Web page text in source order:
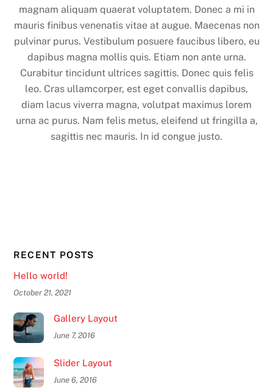
magnam aliquam quaerat voluptatem. Donec a mi in
mauris finibus venenatis vitae at augue. Maecenas non
pulvinar purus. Vestibulum posuere faucibus libero, eu
dapibus magna mollis quis. Etiam non ante urna.
Curabitur tincidunt ultrices sagittis. Donec quis felis
leo. Cras ullamcorper, est eget convallis dapibus,
diam lacus viverra magna, volutpat maximus lorem
urna ac purus. Nam felis metus, eleifend ut fringilla a,
sagittis nec mauris. In id congue justo.
RECENT POSTS
Hello world!
October 21, 2021
Gallery Layout
June 7, 2016
Slider Layout
June 6, 2016